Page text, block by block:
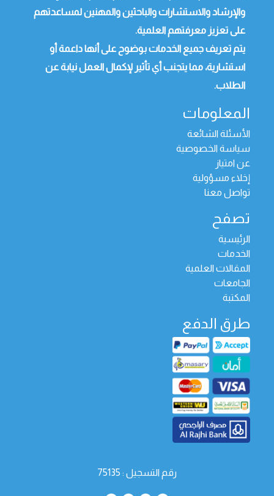
والإرشاد والاستشارات والباحثين والمهنين لمساعدتهم
على تعزيز معرفتهم العلمية.
يتم تعريف جميع الخدمات بوضوح على أنها داعمة أو
استشارية، مما يتجنب أي تأثير لإكمال العمل نيابة عن
الطلاب.
المعلومات
الأسئلة الشائعة
سياسة الخصوصية
عن امتياز
إخلاء مسؤولية
تواصل معنا
تصفح
الرئيسية
الخدمات
المقالات العلمية
الجامعات
المكتبة
طرق الدفع
رقم التسجيل : 75135